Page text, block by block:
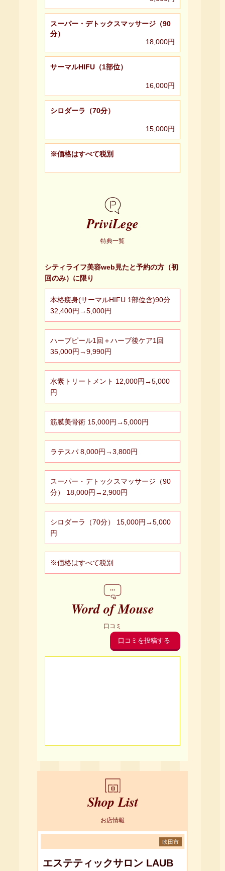
スーパー・デトックスマッサージ（90
分）
18,000円
サーマルHIFU（1部位）
16,000円
シロダーラ（70分）
15,000円
※価格はすべて税別
PriviLege
特典一覧
シティライフ美容web見たと予約の方（初
回のみ）に限り
本格痩身(サーマルHIFU 1部位含)90分
32,400円→5,000円
ハーブピール1回＋ハーブ後ケア1回
35,000円→9,990円
水素トリートメント 12,000円→5,000
円
筋膜美骨術 15,000円→5,000円
ラテスパ 8,000円→3,800円
スーパー・デトックスマッサージ（90
分） 18,000円→2,900円
シロダーラ（70分） 15,000円→5,000
円
※価格はすべて税別
Word of Mouse
口コミ
口コミを投稿する
Shop List
お店情報
吹田市
エステティックサロン LAUB